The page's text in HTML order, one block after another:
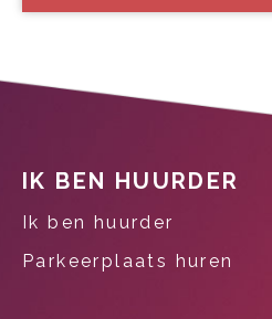
Contactinformatie
IK BEN HUURDER
Ik ben huurder
Parkeerplaats huren